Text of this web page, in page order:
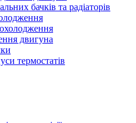
бачків та радіаторів
двигуна
термостатів